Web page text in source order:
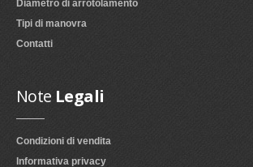
Diametro di arrotolamento
Tipi di manovra
Contatti
Note Legali
Condizioni di vendita
Informativa privacy